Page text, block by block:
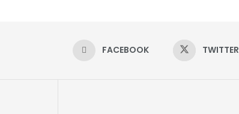
FACEBOOK TWITTER